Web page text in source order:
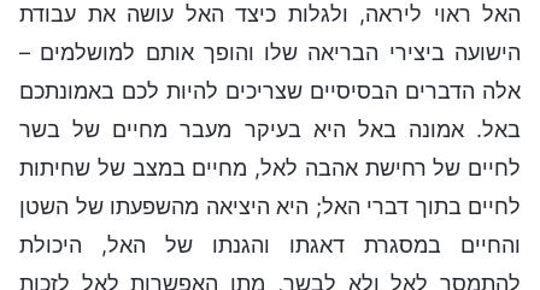
האל ראוי ליראה, ולגלות כיצד האל עושה את עבודת
הישועה ביצירי הבריאה שלו והופך אותם למושלמים –
אלה הדברים הבסיסיים שצריכים להיות לכם באמונתכם
באל. אמונה באל היא בעיקר מעבר מחיים של בשר
לחיים של רחישת אהבה לאל, מחיים במצב של שחיתות
לחיים בתוך דברי האל; היא היציאה מהשפעתו של השטן
והחיים במסגרת דאגתו והגנתו של האל, היכולת
להתמסר לאל ולא לבשר, מתן האפשרות לאל לזכות